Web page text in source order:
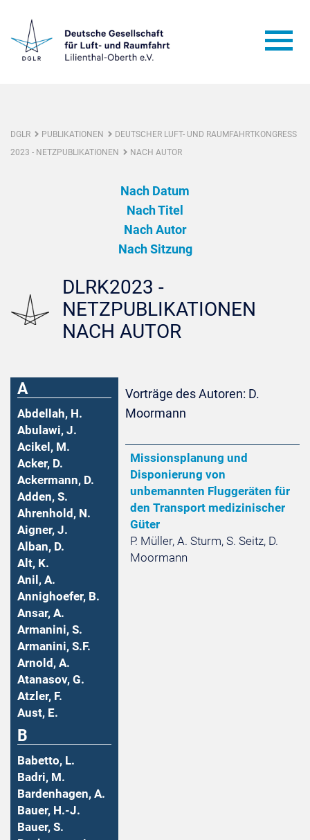
DGLR PUBLIKATIONEN
DEUTSCHER LUFT- UND RAUMFAHRTKONGRESS
2023 - NETZPUBLIKATIONEN
NACH AUTOR
Nach Datum
Nach Titel
Nach Autor
Nach Sitzung
DLRK2023 -
NETZPUBLIKATIONEN
NACH AUTOR
A
Abdellah, H.
Abulawi, J.
Acikel, M.
Acker, D.
Ackermann, D.
Adden, S.
Ahrenhold, N.
Aigner, J.
Alban, D.
Alt, K.
Anil, A.
Annighoefer, B.
Ansar, A.
Armanini, S.
Armanini, S.F.
Arnold, A.
Atanasov, G.
Atzler, F.
Aust, E.
B
Babetto, L.
Badri, M.
Bardenhagen, A.
Bauer, H.-J.
Bauer, S.
Vorträge des Autoren: D.
Moormann
Missionsplanung und
Disponierung von
unbemannten Fluggeräten für
den Transport medizinischer
Güter
P. Müller, A. Sturm, S. Seitz, D.
Moormann